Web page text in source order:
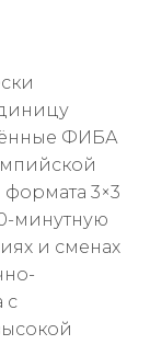
ФИБА
3×3
минутную
и сменах
с